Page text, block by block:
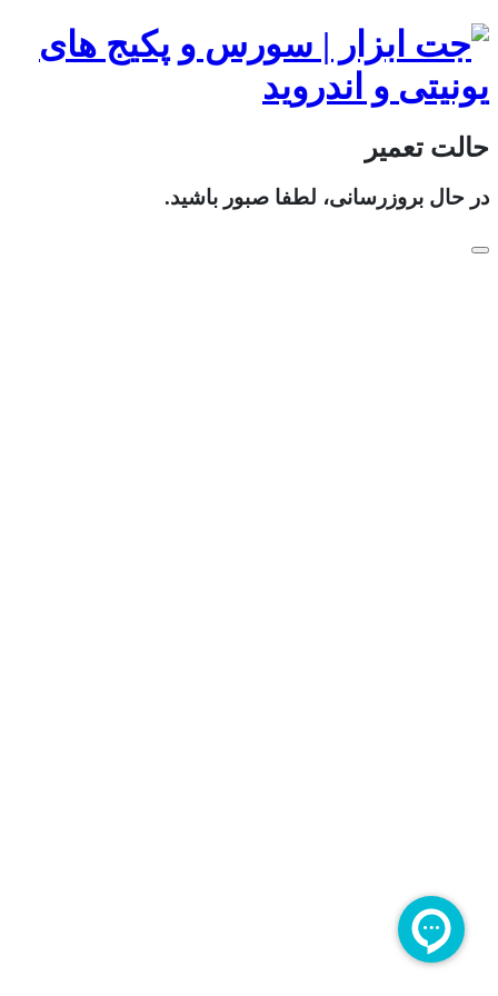
حالت تعمیر
در حال بروزرسانی، لطفا صبور باشید.